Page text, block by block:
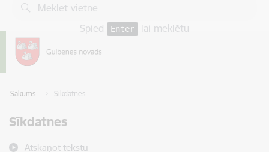
Pāriet uz lapas saturu
Spied
Enter lai meklētu
Sākums Sīkdatnes
Sīkdatnes
Atskaņot tekstu